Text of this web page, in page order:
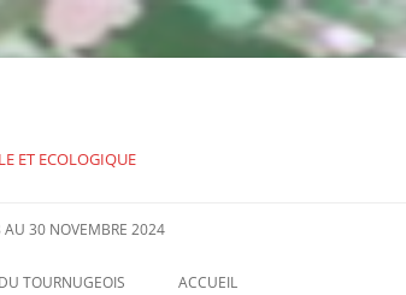
ET ECOLOGIQUE
AU 30 NOVEMBRE 2024
TOURNUGEOIS ACCUEIL